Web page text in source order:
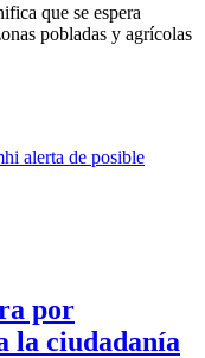
que se espera
pobladas y agrícolas
por
la ciudadanía